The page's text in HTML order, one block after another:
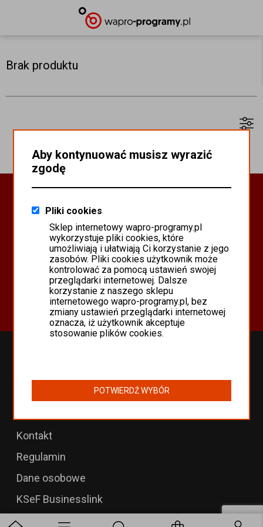
Brak produktu
PROGRAMY WAPRO ERP
PROGRAMY MISTRAL
SYSTEM SCANMAG
Oferta
Programy Asseco WAPRO
Odnowienia 365 i aktualizacje
Programy WAPRO
Kontakt
Regulamin
Dane osobowe
KSeF Businesslink
Aby kontynuować musisz wyrazić
zgodę
Pliki cookies
Sklep internetowy wapro-programy.pl
wykorzystuje pliki cookies, które
umożliwiają i ułatwiają Ci korzystanie z jego
zasobów. Pliki cookies użytkownik może
kontrolować za pomocą ustawień swojej
przeglądarki internetowej. Dalsze
korzystanie z naszego sklepu
internetowego wapro-programy.pl, bez
zmiany ustawień przeglądarki internetowej
oznacza, iż użytkownik akceptuje
stosowanie plików cookies.
POTWIERDŹ WYBÓR